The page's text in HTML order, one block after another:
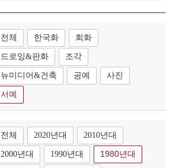
전체 한국화 회화
드로잉&판화 조각
뉴미디어&건축 공예 사진
서예
전체 2020년대 2010년대
2000년대 1990년대 1980년대